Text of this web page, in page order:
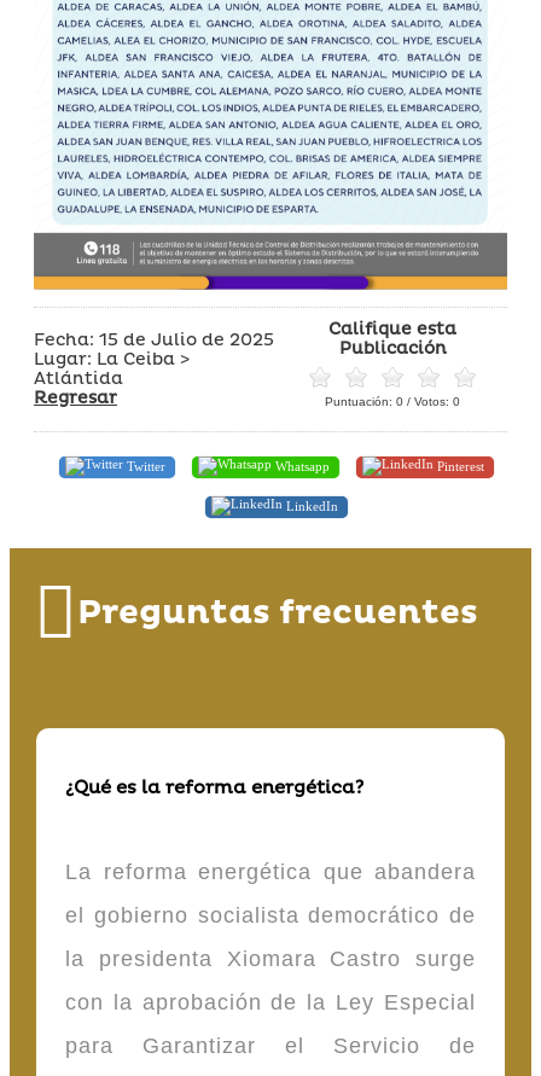
Fecha: 15 de Julio de 2025
Lugar: La Ceiba >
Atlántida
Regresar
Califique esta
Publicación
Puntuación: 0 / Votos: 0
Twitter Whatsapp Pinterest
LinkedIn
Preguntas frecuentes
¿Qué es la reforma energética?
La reforma energética que abandera
el gobierno socialista democrático de
la presidenta Xiomara Castro surge
con la aprobación de la Ley Especial
para Garantizar el Servicio de